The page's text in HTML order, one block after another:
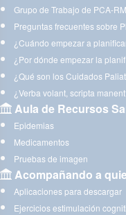
Grupo de Trabajo de PCA-RM
Preguntas frecuentes sobre
¿Cuándo empezar a
¿Por dónde empezar la
¿Qué son los Cuidados
¿Verba volant, scripta
Aula de Recursos
Epidemias
Medicamentos
Pruebas de imagen
Acompañando a
Aplicaciones para descargar
Ejercicios estimulación